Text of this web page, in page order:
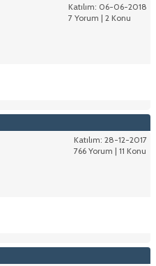
Katılım: 06-06-2018
7 Yorum | 2 Konu
Katılım: 28-12-2017
766 Yorum | 11 Konu